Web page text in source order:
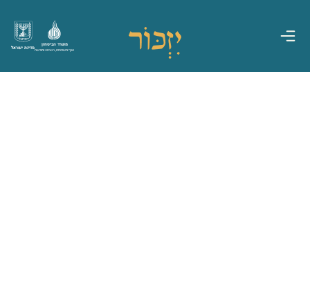
מדינת ישראל
משרד הביטחון
אגף משפחות, הנצחה ומורשת